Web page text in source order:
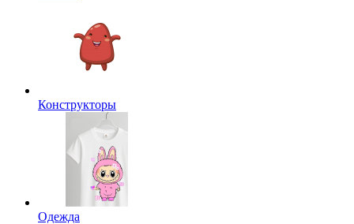
Конструкторы
Одежда